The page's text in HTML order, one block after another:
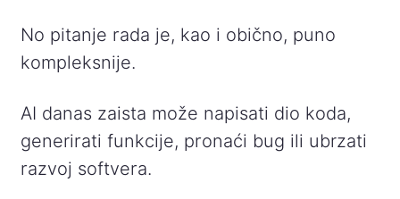
No pitanje rada je, kao i obično, puno
kompleksnije.
AI danas zaista može napisati dio koda,
generirati funkcije, pronaći bug ili ubrzati
razvoj softvera.